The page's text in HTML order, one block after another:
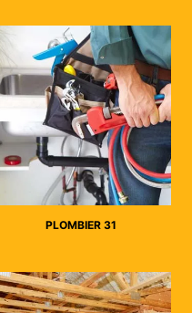
PLOMBIER 31